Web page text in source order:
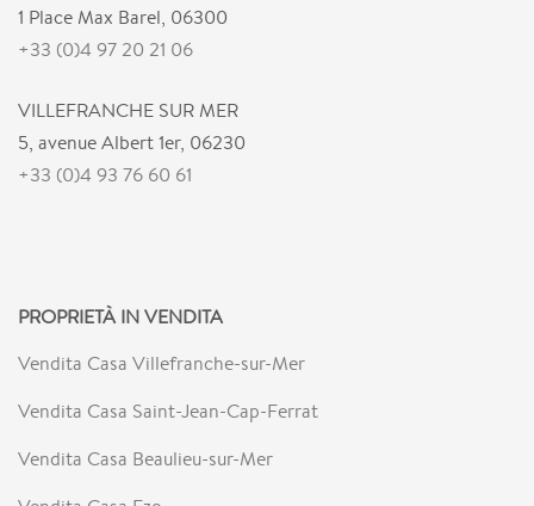
1 Place Max Barel, 06300
+33 (0)4 97 20 21 06
VILLEFRANCHE SUR MER
5, avenue Albert 1er, 06230
+33 (0)4 93 76 60 61
PROPRIETÀ IN VENDITA
Vendita Casa Villefranche-sur-Mer
Vendita Casa Saint-Jean-Cap-Ferrat
Vendita Casa Beaulieu-sur-Mer